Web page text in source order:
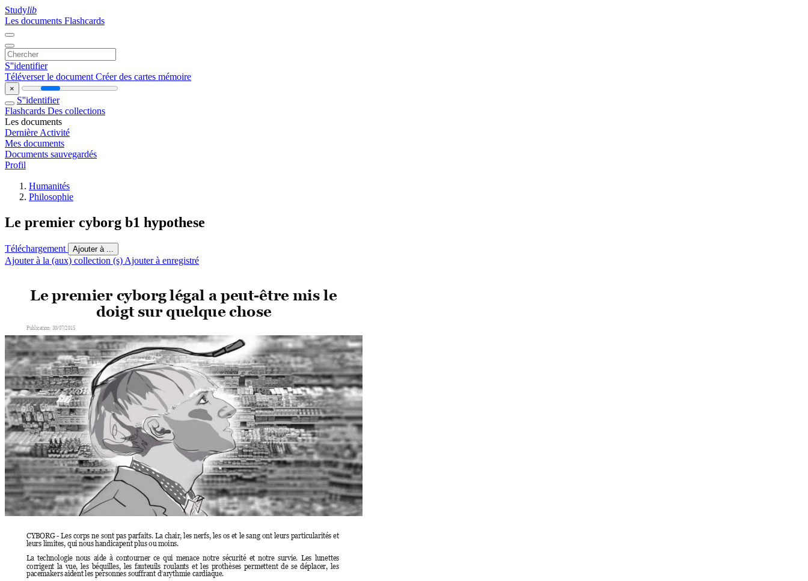
Studylib
Les documents Flashcards
S''identifier
Téléverser le document Créer des cartes mémoire
×
S''identifier
Flashcards Des collections
Les documents
Dernière Activité
Mes documents
Documents sauvegardés
Profil
Humanités
Philosophie
Le premier cyborg b1 hypothese
Téléchargement Ajouter à ...
Ajouter à la (aux) collection (s) Ajouter à enregistré
Le premier cyborg légal a peut-être mis le
doigt sur quelque chose
Publication: 30/07/2015
CYBORG - Les corps ne sont pas parfaits. La chair, les nerfs, les os et le sang ont leurs particularités et
leurs limites, qui nous handicapent plus ou moins.
La
  te
chnologie  nous aide à  contourner ce  qui  menace  notre sécurité
  et
notre survie. Les  lunettes
corrigent la vue, les béquilles, les fauteuils roulants et les prothèses permettent de se déplacer, les
pacemakers aident les personnes souffrant d’arythmie cardiaque.